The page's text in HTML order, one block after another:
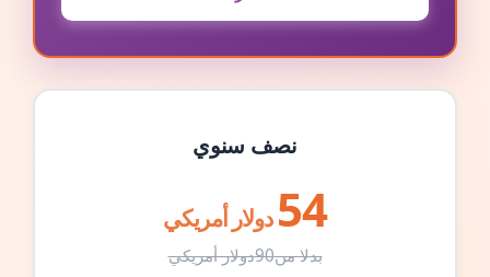
نصف سنوي
54 دولار أمريكي
بدلا من90دولار أمريكي